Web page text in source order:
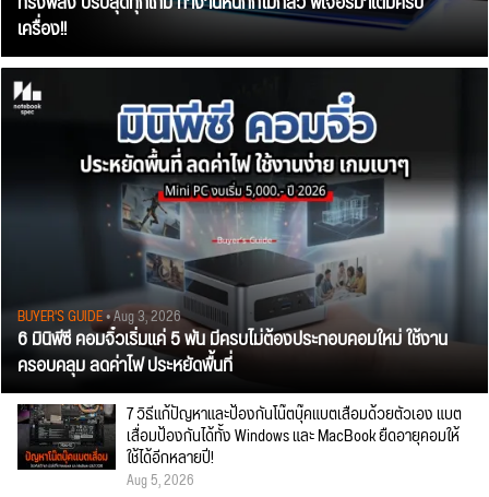
เครื่อง!!
BUYER'S GUIDE• Aug 3, 2026
6 มินิพีซี คอมจิ๋วเริ่มแค่ 5 พัน มีครบไม่ต้องประกอบคอมใหม่ ใช้งาน
ครอบคลุม ลดค่าไฟ ประหยัดพื้นที่
7 วิธีแก้ปัญหาและป้องกันโน๊ตบุ๊คแบตเสื่อมด้วยตัวเอง แบต
เสื่อมป้องกันได้ทั้ง Windows และ MacBook ยืดอายุคอมให้
ใช้ได้อีกหลายปี!
Aug 5, 2026